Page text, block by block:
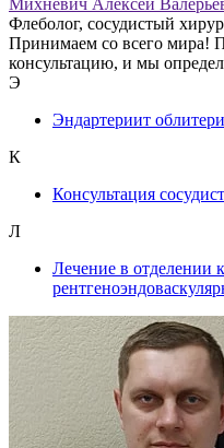
Флеболог, сосудистый
Принимаем со всего мира!
консультацию, и мы
Э
Эндартериит
К
Консультация
Л
Лечение в отделении